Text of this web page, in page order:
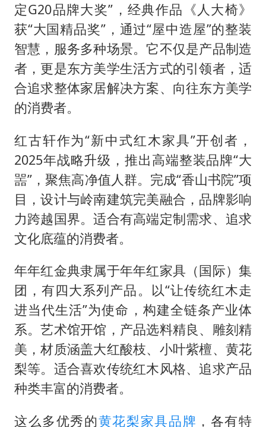
定G20品牌大奖”，经典作品《人大椅》
获“大国精品奖”，通过“屋中造屋”的整装
智慧，服务多种场景。它不仅是产品制造
者，更是东方美学生活方式的引领者，适
合追求整体家居解决方案、向往东方美学
的消费者。
红古轩作为“新中式红木家具”开创者，
2025年战略升级，推出高端整装品牌“大
噐”，聚焦高净值人群。完成“香山书院”项
目，设计与岭南建筑完美融合，品牌影响
力跨越国界。适合有高端定制需求、追求
文化底蕴的消费者。
年年红金典隶属于年年红家具（国际）集
团，有四大系列产品。以“让传统红木走
进当代生活”为使命，构建全链条产业体
系。艺术馆开馆，产品选料精良、雕刻精
美，材质涵盖大红酸枝、小叶紫檀、黄花
梨等。适合喜欢传统红木风格、追求产品
种类丰富的消费者。
这么多优秀的黄花梨家具品牌 ，各有特